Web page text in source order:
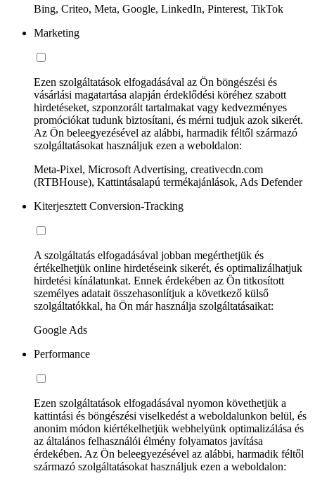
Bing, Criteo, Meta, Google, LinkedIn, Pinterest, TikTok
Marketing
Ezen szolgáltatások elfogadásával az Ön böngészési és
vásárlási magatartása alapján érdeklődési köréhez szabott
hirdetéseket, szponzorált tartalmakat vagy kedvezményes
promóciókat tudunk biztosítani, és mérni tudjuk azok sikerét.
Az Ön beleegyezésével az alábbi, harmadik féltől származó
szolgáltatásokat használjuk ezen a weboldalon:
Meta-Pixel, Microsoft Advertising, creativecdn.com
(RTBHouse), Kattintásalapú termékajánlások, Ads Defender
Kiterjesztett Conversion-Tracking
A szolgáltatás elfogadásával jobban megérthetjük és
értékelhetjük online hirdetéseink sikerét, és optimalizálhatjuk
hirdetési kínálatunkat. Ennek érdekében az Ön titkosított
személyes adatait összehasonlítjuk a következő külső
szolgáltatókkal, ha Ön már használja szolgáltatásaikat:
Google Ads
Performance
Ezen szolgáltatások elfogadásával nyomon követhetjük a
kattintási és böngészési viselkedést a weboldalunkon belül, és
anonim módon kiértékelhetjük webhelyünk optimalizálása és
az általános felhasználói élmény folyamatos javítása
érdekében. Az Ön beleegyezésével az alábbi, harmadik féltől
származó szolgáltatásokat használjuk ezen a weboldalon: